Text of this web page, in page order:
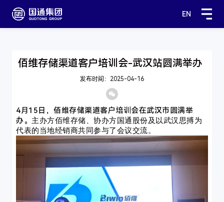
EN
佰维存储渠道客户培训会-武汉站圆满举办
发布时间：2025-04-16
4月15日，佰维存储渠道客户培训会在武汉市圆满举
办。 主办方佰维存储、协办方国通股份及以武汉思搏为
代表的当地经销商共同参与了会议交流。